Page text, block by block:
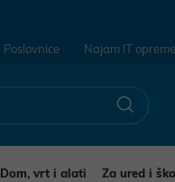
Poslovnice Najam IT opreme
Dom, vrt i alati Za ured i